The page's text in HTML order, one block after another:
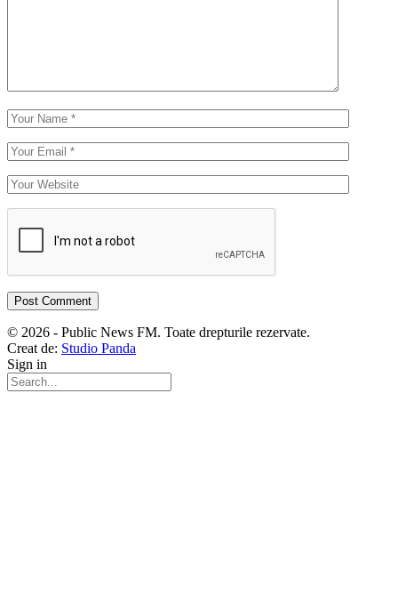
© 2026 - Public News FM. Toate drepturile rezervate.
Creat de: Studio Panda
Sign in